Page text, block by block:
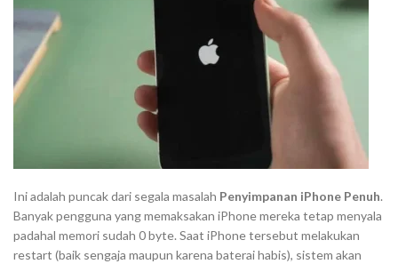
Ini adalah puncak dari segala masalah Penyimpanan iPhone Penuh.
Banyak pengguna yang memaksakan iPhone mereka tetap menyala
padahal memori sudah 0 byte. Saat iPhone tersebut melakukan
restart (baik sengaja maupun karena baterai habis), sistem akan